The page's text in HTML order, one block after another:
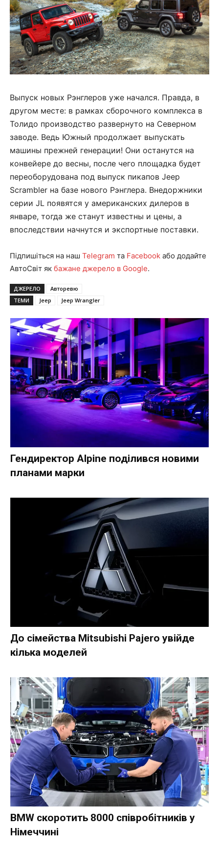
Выпуск новых Рэнглеров уже начался. Правда, в
другом месте: в рамках сборочного комплекса в
Толидо производство развернуто на Северном
заводе. Ведь Южный продолжает выпускать
машины прежней генерации! Они останутся на
конвейере до весны, после чего площадка будет
переоборудована под выпуск пикапов Jeep
Scrambler на базе нового Рэнглера. Внедоржники
серии JL появятся у американских дилеров в
январе, тогда же станут известны и цены, а
впоследствии начнутся и экспортные поставки.
Підпишіться на наш Telegram та Facebook або додайте
АвтоСвіт як бажане джерело в Google.
ДЖЕРЕЛО
Авторевю
ТЕМИ
Jeep Jeep Wrangler
Гендиректор Alpine поділився новими
планами марки
До сімейства Mitsubishi Pajero увійде
кілька моделей
BMW скоротить 8000 співробітників у
Німеччині